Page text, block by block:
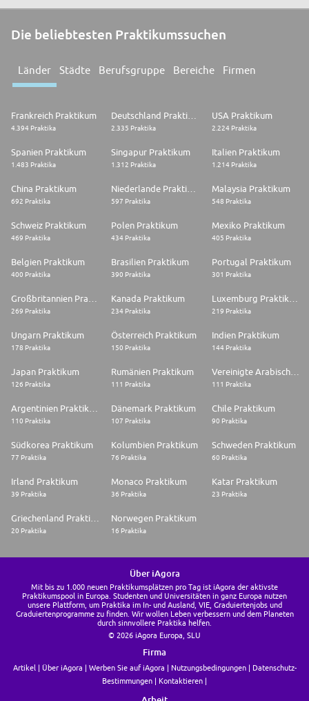
Die beliebtesten Praktikumssuchen
Länder Städte Berufsgruppe Bereiche Firmen
Frankreich Praktikum
4.394 Praktika 2.335 Praktika
USA Praktikum
2.224 Praktika
Spanien Praktikum
1.483 Praktika
Singapur Praktikum
1.312 Praktika
Italien Praktikum
1.214 Praktika
China Praktikum
692 Praktika 597 Praktika
Malaysia Praktikum
548 Praktika
Schweiz Praktikum
469 Praktika
Polen Praktikum
434 Praktika
Mexiko Praktikum
405 Praktika
Belgien Praktikum
400 Praktika
Brasilien Praktikum
390 Praktika
Portugal Praktikum
301 Praktika
269 Praktika
Kanada Praktikum
234 Praktika 219 Praktika
Ungarn Praktikum
178 Praktika
Österreich Praktikum
150 Praktika
Indien Praktikum
144 Praktika
Japan Praktikum
126 Praktika
Rumänien Praktikum
111 Praktika
Vereinigte Arabische Emirate Praktikum
111 Praktika
110 Praktika
Dänemark Praktikum
107 Praktika
Chile Praktikum
90 Praktika
Südkorea Praktikum
77 Praktika
Kolumbien Praktikum
76 Praktika
Schweden Praktikum
60 Praktika
Irland Praktikum
39 Praktika
Monaco Praktikum
36 Praktika
Katar Praktikum
23 Praktika
20 Praktika
Norwegen Praktikum
16 Praktika
Über iAgora
Mit bis zu 1.000 neuen Praktikumsplätzen pro Tag ist iAgora der aktivste
Praktikumspool in Europa. Studenten und Universitäten in ganz Europa nutzen
unsere Plattform, um Praktika im In- und Ausland, VIE, Graduiertenjobs und
Graduiertenprogramme zu finden. Wir wollen Leben verbessern und dem Planeten
durch sinnvollere Praktika helfen.
© 2026 iAgora Europa, SLU
Firma
Artikel Über iAgora Werben Sie auf iAgora Nutzungsbedingungen
Datenschutz-
Bestimmungen
Kontaktieren